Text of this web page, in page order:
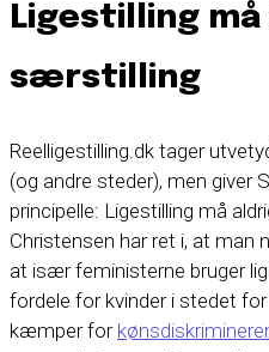
Ligestilling
særstilling
Reelligestilling.dk tager
(og andre steder), men giver
principelle: Ligestilling må
Christensen har ret i, at man
at især feministerne bruger
fordele for kvinder i stedet
kæmper for